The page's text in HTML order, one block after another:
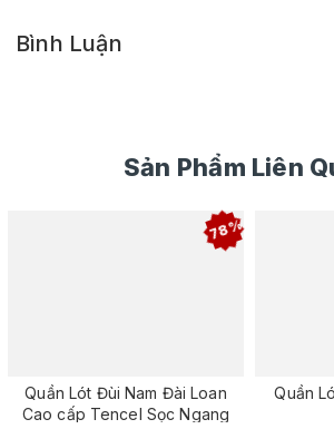
Bình Luận
Sản Phẩm Liên
78%
Quần Lót Đùi Nam Đài Loan
Cao cấp Tencel Sọc Ngang
Quần